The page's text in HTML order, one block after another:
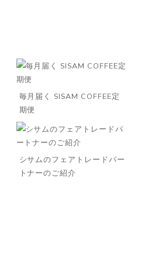
毎月届く SISAM COFFEE定
期便
シサムのフェアトレードパー
トナーのご紹介